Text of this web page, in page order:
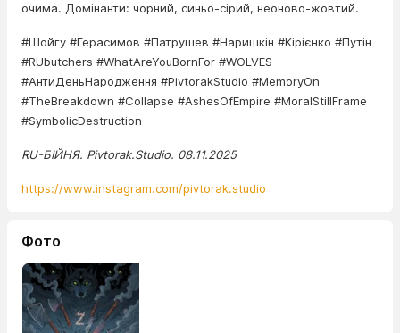
очима. Домінанти: чорний, синьо-сірий, неоново-жовтий.
#Шойгу #Герасимов #Патрушев #Наришкін #Кірієнко #Путін
#RUbutchers #WhatAreYouBornFor #WOLVES
#АнтиДеньНародження #PivtorakStudio #MemoryOn
#TheBreakdown #Collapse #AshesOfEmpire #MoralStillFrame
#SymbolicDestruction
RU-БІЙНЯ. Pivtorak.Studio. 08.11.2025
https://www.instagram.com/pivtorak.studio
Фото